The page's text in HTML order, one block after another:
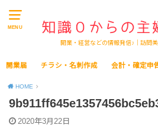
MENU
開業・経営などの情報発信♪｜訪問
開業届 チラシ・名刺作成 会計・確定申
HOME
2020年3月22日